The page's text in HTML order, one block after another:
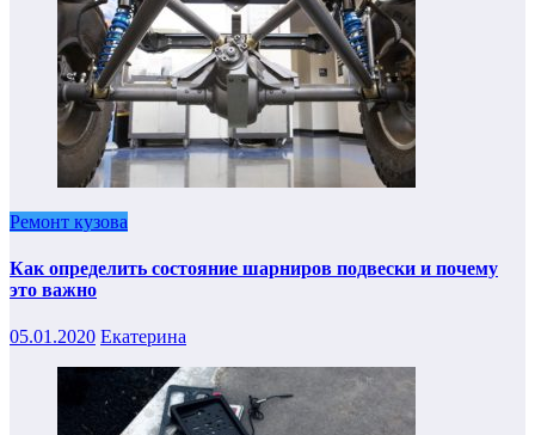
Ремонт кузова
Как определить состояние шарниров подвески и почему
это важно
05.01.2020 Екатерина